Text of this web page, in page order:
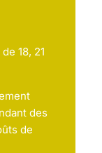
18, 21
des
de